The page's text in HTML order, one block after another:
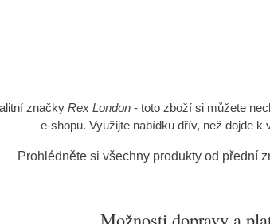
značky Rex London - toto zboží si můžete
e-shopu. Využijte nabídku dřív, než dojde k
Prohlédněte si všechny produkty od přední